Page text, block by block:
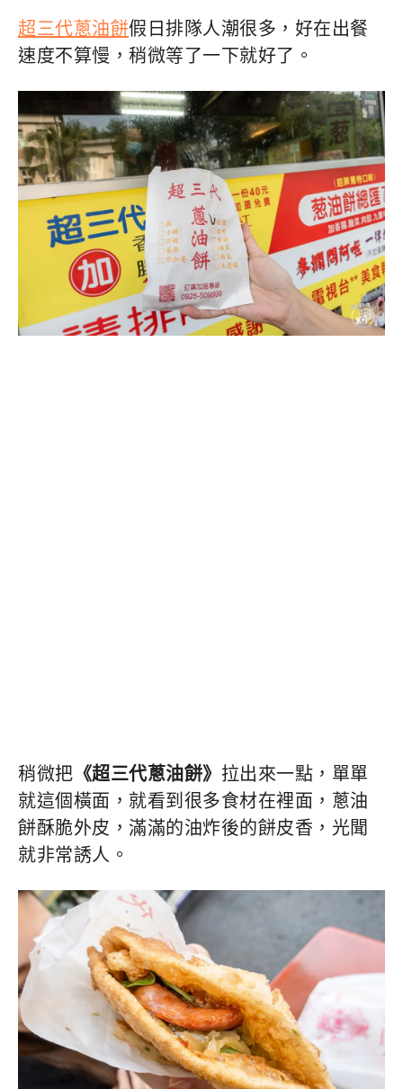
超三代蔥油餅假日排隊人潮很多，好在出餐
速度不算慢，稍微等了一下就好了。
稍微把 《超三代蔥油餅》 拉出來一點，單單
就這個橫面，就看到很多食材在裡面，蔥油
餅酥脆外皮，滿滿的油炸後的餅皮香，光聞
就非常誘人。